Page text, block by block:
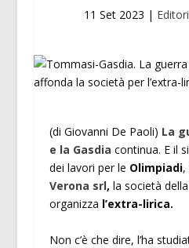
11 Set 2023 |
(di Giovanni De Paoli) La
e la Gasdia continua. E il
dei lavori per le Olimpiadi,
Verona srl, la società
organizza l’extra-lirica.
Non c’è che dire, l’ha